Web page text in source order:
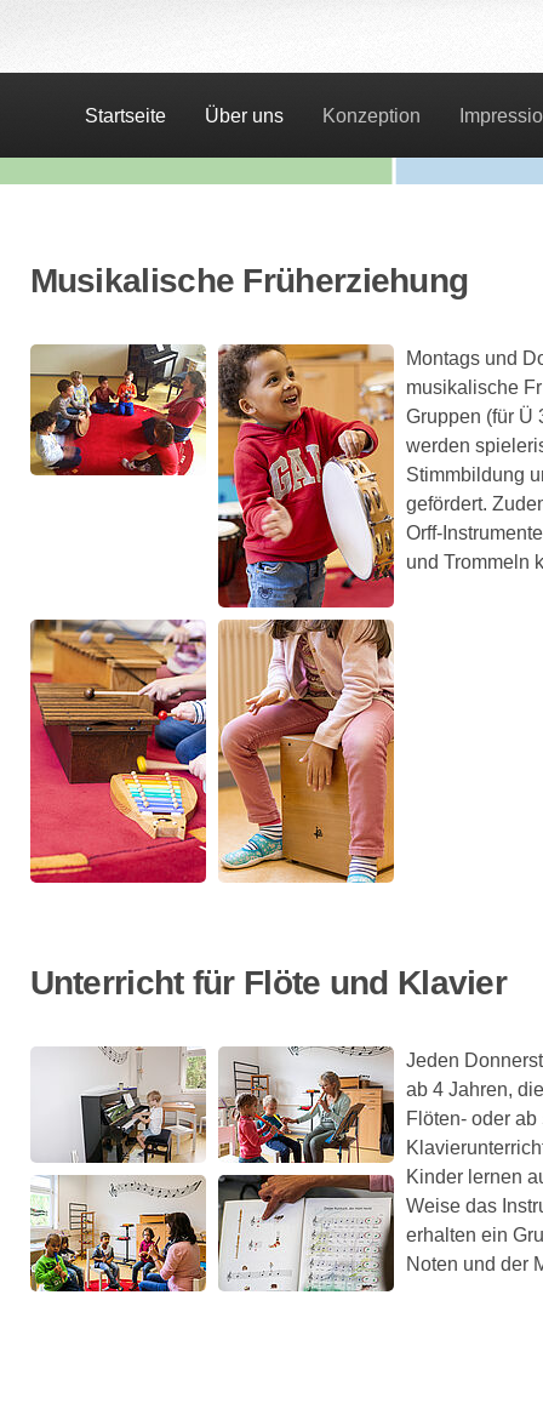
Startseite Über uns Konzeption
Musikalische Früherziehung
Montags und
musikalische
Gruppen (für Ü
werden
Stimmbildung
gefördert.
Orff-
und Trommeln
Unterricht für Flöte und Klavier
Jeden
ab 4 Jahren,
Flöten- oder
Kinder lernen
Weise das
erhalten ein
Noten und der